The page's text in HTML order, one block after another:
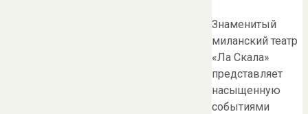
Знаменитый
миланский театр
«Ла Скала»
представляет
насыщенную
событиями